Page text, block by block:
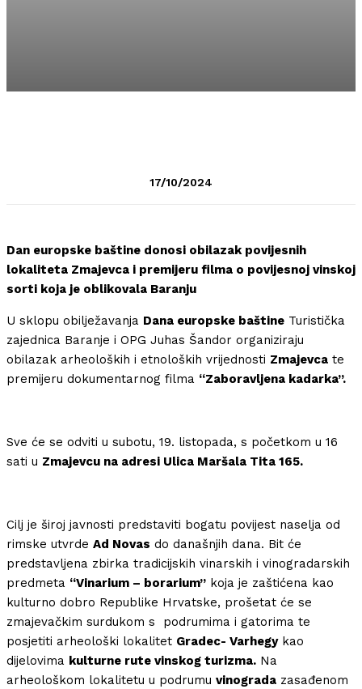
17/10/2024
Dan europske baštine donosi obilazak povijesnih
lokaliteta Zmajevca i premijeru filma o povijesnoj vinskoj
sorti koja je oblikovala Baranju
U sklopu obilježavanja Dana europske baštine Turistička
zajednica Baranje i OPG Juhas Šandor organiziraju
obilazak arheoloških i etnoloških vrijednosti Zmajevca te
premijeru dokumentarnog filma “Zaboravljena kadarka”.
Sve će se odviti u subotu, 19. listopada, s početkom u 16
sati u Zmajevcu na adresi Ulica Maršala Tita 165.
Cilj je široj javnosti predstaviti bogatu povijest naselja od
rimske utvrde Ad Novas do današnjih dana. Bit će
predstavljena zbirka tradicijskih vinarskih i vinogradarskih
predmeta “Vinarium – borarium” koja je zaštićena kao
kulturno dobro Republike Hrvatske, prošetat će se
zmajevačkim surdukom s podrumima i gatorima te
posjetiti arheološki lokalitet Gradec- Varhegykao
dijelovima kulturne rute vinskog turizma. Na
arheološkom lokalitetu u podrumu vinograda zasađenom